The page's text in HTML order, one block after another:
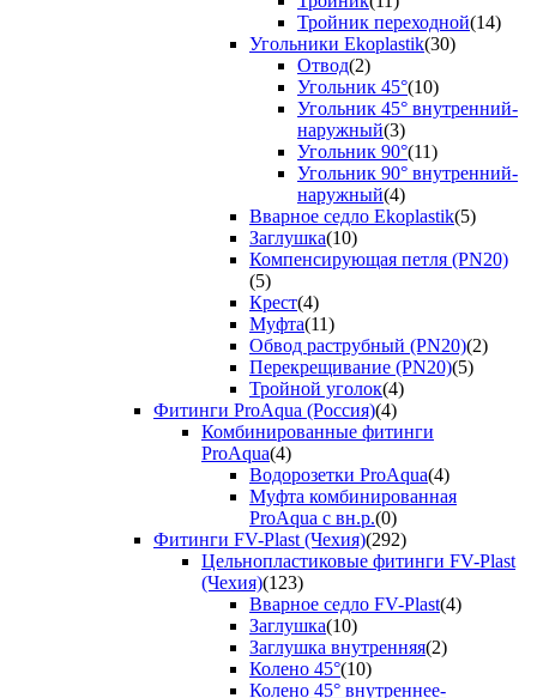
Тройник переходной(14)
Угольники Ekoplastik(30)
Отвод(2)
Угольник 45°(10)
Угольник 45° внутренний-
наружный(3)
Угольник 90°(11)
Угольник 90° внутренний-
наружный(4)
Вварное седло Ekoplastik(5)
Заглушка(10)
Компенсирующая петля (PN20)
(5)
Крест(4)
Муфта(11)
Обвод раструбный (PN20)(2)
Перекрещивание (PN20)(5)
Тройной уголок(4)
Фитинги ProAqua (Россия)(4)
Комбинированные фитинги
ProAqua(4)
Водорозетки ProAqua(4)
Муфта комбинированная
ProAqua с вн.р.(0)
Фитинги FV-Plast (Чехия)(292)
Цельнопластиковые фитинги FV-Plast
(Чехия)(123)
Вварное седло FV-Plast(4)
Заглушка(10)
Заглушка внутренняя(2)
Колено 45°(10)
Колено 45° внутреннее-